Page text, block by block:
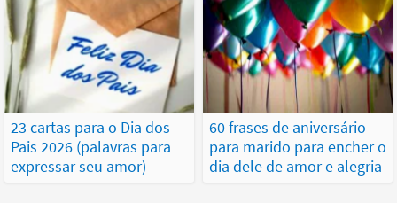
23 cartas para o Dia dos
Pais 2026 (palavras para
expressar seu amor)
60 frases de aniversário
para marido para encher o
dia dele de amor e alegria